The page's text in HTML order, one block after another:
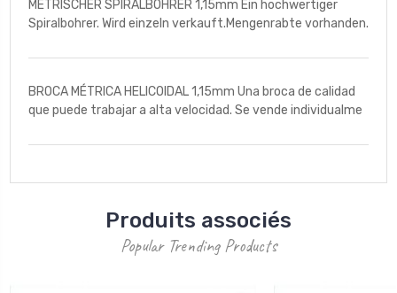
METRISCHER SPIRALBOHRER 1,15mm Ein hochwertiger
Spiralbohrer. Wird einzeln verkauft.Mengenrabte vorhanden.
BROCA MÉTRICA HELICOIDAL 1,15mm Una broca de calidad
que puede trabajar a alta velocidad. Se vende individualme
Produits associés
Popular Trending Products